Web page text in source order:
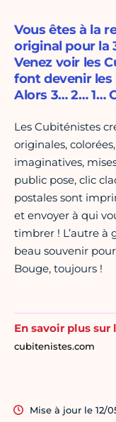
Vous êtes à la
original pour la
Venez voir les
font devenir les
Alors 3… 2… 1…
Les Cubiténistes
originales,
imaginatives,
public pose, clic
postales sont
et envoyer à qui
timbrer ! L’autre à
beau souvenir
Bouge, toujours !
En savoir plus
cubitenistes.com
Mise à jour le 12/